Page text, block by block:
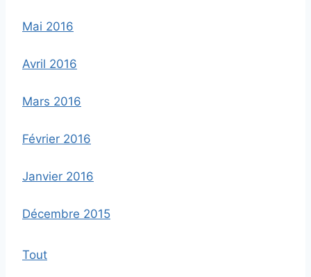
Mai 2016
Avril 2016
Mars 2016
Février 2016
Janvier 2016
Décembre 2015
Tout